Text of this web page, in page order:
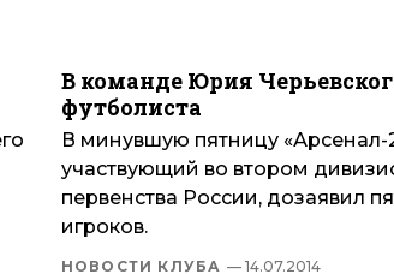
В команде Юрия
футболиста
В минувшую пятницу «Арсенал-
участвующий во втором
первенства России, дозаявил
игроков.
НОВОСТИ КЛУБА — 14.07.2014